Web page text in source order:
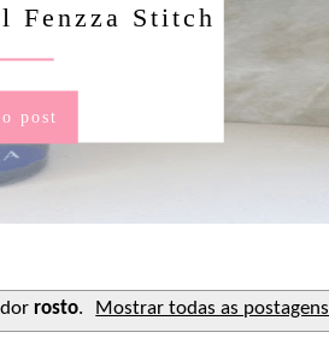
Fenzza Stitch
post
rosto. Mostrar todas as postagens